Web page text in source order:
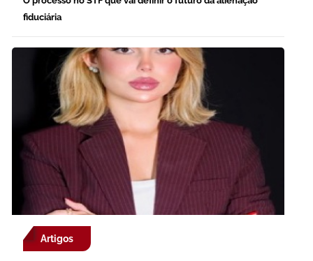
fiduciária
Artigos